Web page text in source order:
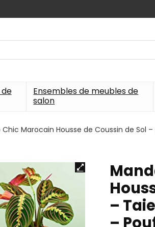
Ensembles de meubles de
salon
Chic Marocain Housse de Coussin de
–
–